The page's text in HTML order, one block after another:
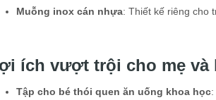
Muỗng inox cán nhựa: Thiết kế riêng cho
ích vượt trội cho mẹ và
Tập cho bé thói quen ăn uống khoa học